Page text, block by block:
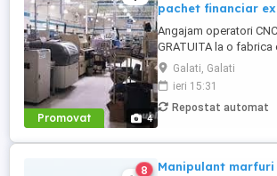
Promovat 4
pachet financiar
Angajam operatori
GRATUITA la o
financiar excelent!
care au cunostinte de
CAZARE GRATUITA la
- pachet financiar
asambleaza
Galati, Galati
ieri 15:31
Repostat automat
8
Manipulant